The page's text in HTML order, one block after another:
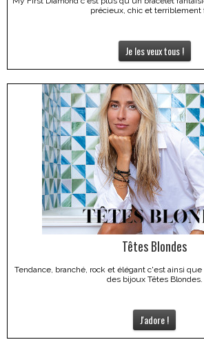
précieux, chic et terriblement
Je les veux tous !
Têtes Blondes
Tendance, branché, rock et élégant c'est ainsi
des bijoux Têtes Blondes.
J'adore !